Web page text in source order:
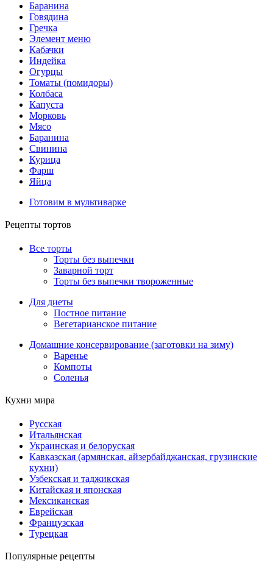
Баранина
Говядина
Гречка
Элемент меню
Кабачки
Индейка
Огурцы
Томаты (помидоры)
Колбаса
Капуста
Морковь
Мясо
Баранина
Свинина
Курица
Фарш
Яйца
Готовим в мультиварке
Рецепты тортов
Все торты
Торты без выпечки
Заварной торт
Торты без выпечки твороженные
Для диеты
Постное питание
Вегетарианское питание
Домашние консервирование (заготовки на зиму)
Варенье
Компоты
Соленья
Кухни мира
Русская
Итальянская
Украинская и белоруская
Кавказская (армянская, айзербайджанская, грузинские
кухни)
Узбекская и таджикская
Китайская и японская
Мексиканская
Еврейская
Французская
Турецкая
Популярные рецепты